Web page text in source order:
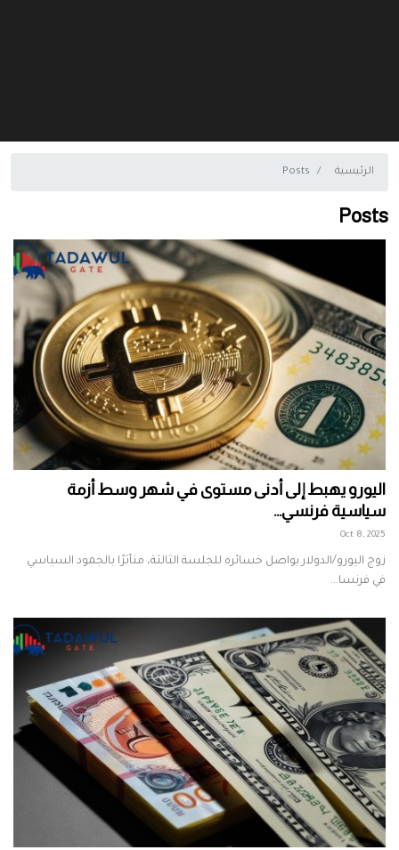
الرئيسية Posts
Posts
اليورو يهبط إلى أدنى مستوى في شهر وسط أزمة
سياسية فرنسي...
Oct 8, 2025
زوج اليورو/الدولار يواصل خسائره للجلسة الثالثة، متأثرًا بالجمود السياسي
في فرنسا...